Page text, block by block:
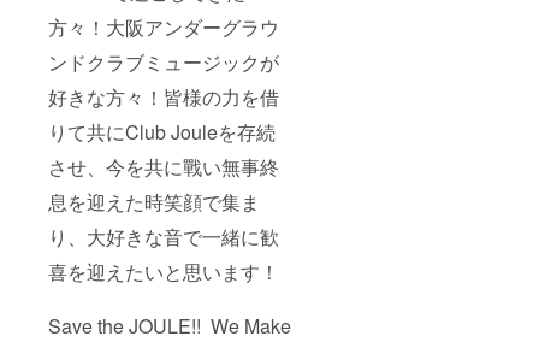
方々！大阪アンダーグラウ
ンドクラブミュージックが
好きな方々！皆様の力を借
りて共にClub Jouleを存続
させ、今を共に戰い無事終
息を迎えた時笑顔で集ま
り、大好きな音で一緒に歓
喜を迎えたいと思います！
Save the JOULE!! We Make